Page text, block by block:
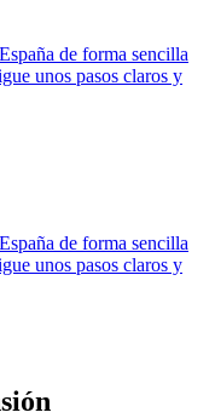
de forma sencilla
unos pasos claros y
de forma sencilla
unos pasos claros y